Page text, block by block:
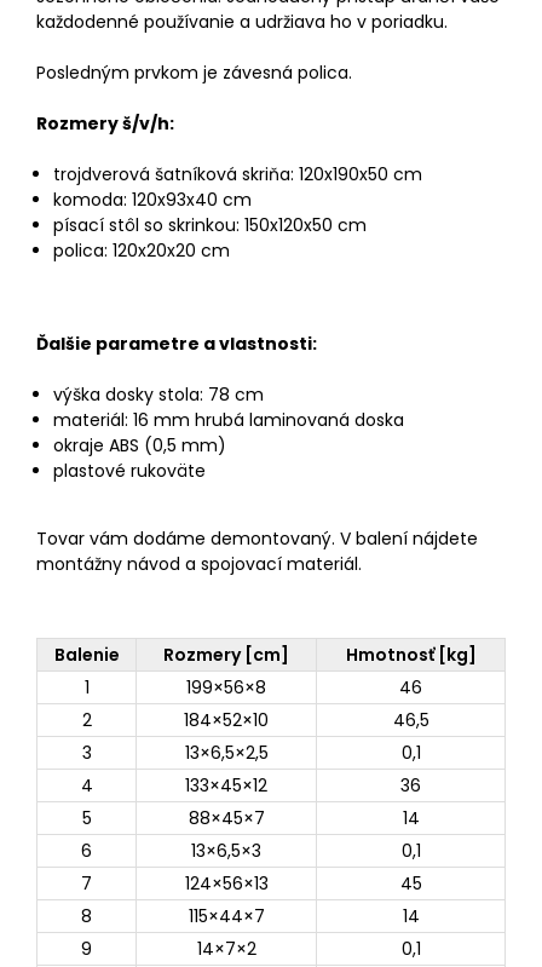
každodenné používanie a udržiava ho v poriadku.
Posledným prvkom je závesná polica.
Rozmery š/v/h:
trojdverová šatníková skriňa: 120x190x50 cm
komoda: 120x93x40 cm
písací stôl so skrinkou: 150x120x50 cm
polica: 120x20x20 cm
Ďalšie parametre a vlastnosti:
výška dosky stola: 78 cm
materiál: 16 mm hrubá laminovaná doska
okraje ABS (0,5 mm)
plastové rukoväte
Tovar vám dodáme demontovaný. V balení nájdete
montážny návod a spojovací materiál.
Balenie Rozmery [cm]
Hmotnosť [kg]
1
199×56×8
46
2
184×52×10
46,5
3
13×6,5×2,5
0,1
4
133×45×12
36
5
88×45×7
14
6
13×6,5×3
0,1
7
124×56×13
45
8
115×44×7
14
9
14×7×2
0,1